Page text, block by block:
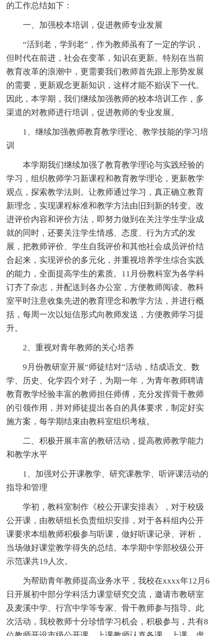
的工作总结如下：
一、加强校本培训，促进教师专业发展
“活到老，学到老”，作为教师虽有了一定的学识，
但时代在前进，社会在变革，知识在更新。特别在当前
教育改革的浪潮中，更需要我们教师首先跟上形势发展
的需要，更新观念更新知识，这样才能不贻误下一代。
因此，本学期，我们继续加强教师的校本培训工作，多
渠道的对教师进行培训，促进教师的专业发展。
1、继续加强教师教育教学理论、教学技能的学习培
训
本学期我们继续加强了教育教学理论与实践经验的
学习，组织教师学习新课程和教育教学理论，更新教学
观点，探索教学法则。让教师通过学习，真正确立教育
新理念，实现课程标准和教学方法由旧到新的转变。改
进评价内容和评价方法，即努力做到在关注学生学业成
就的同时，还要关注学生情感、态度、行为方式的发
展，把教师评价、学生自我评价和其他社会成员评价结
合起来，实现评价的多元化，并重视培养学生综合实践
的能力，全面提高学生的素质。11月份教科室为各学科
订齐了杂志，并配送到各办公室，方便教师阅读。教科
室平时注意收集先进的教育理念和教学方法，并进行概
括，每周一次以短信形式向教师发送，方便教师学习提
升。
2、重视对青年教师的关心培养
9月份教研室开展“师徒结对”活动，结成语文、数
学、历史、化学四个对子，为期一年，为青年教师聘请
教育教学经验丰富的教师担任师傅，充分发挥骨干教师
的引领作用，并对师徒提出各自的具体要求，制定好实
施方案，每学期结束由教科室组织考核。
二、积极开展丰富的教研活动，提高教师教学能力
和教学水平
1、加强对公开课教学、研究课教学、听评课活动的
指导和管理
学初，教科室制作《校公开课安排表》，对于校级
公开课，由教研组长负责组织安排，对于各科组内公开
课要求本组教师积极参与听课，做好听课记录、评析，
当场做好课堂教学得失的总结。本学期中学部校级公开
示范课共19人次。
为帮助青年教师提高业务水平，我校在xxxx年12月6
日开展初中部分学科活力课堂研究交流，邀请市教研室
及麦溪中学、行宫中学等专家、骨干教师参与指导。此
次活动，我校教师十分珍惜学习机会，积极参与，共有8